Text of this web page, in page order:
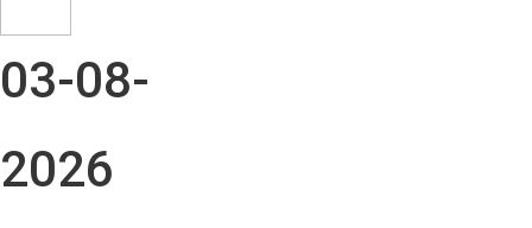
03-08-
2026